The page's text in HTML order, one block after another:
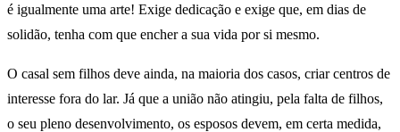
é igualmente uma arte! Exige dedicação e exige que, em dias de
solidão, tenha com que encher a sua vida por si mesmo.
O casal sem filhos deve ainda, na maioria dos casos, criar centros de
interesse fora do lar. Já que a união não atingiu, pela falta de filhos,
o seu pleno desenvolvimento, os esposos devem, em certa medida,